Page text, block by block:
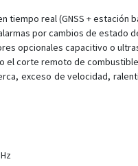
real (GNSS + estación
por cambios de
opcionales capacitivo o
el corte remoto de
exceso de velocidad,